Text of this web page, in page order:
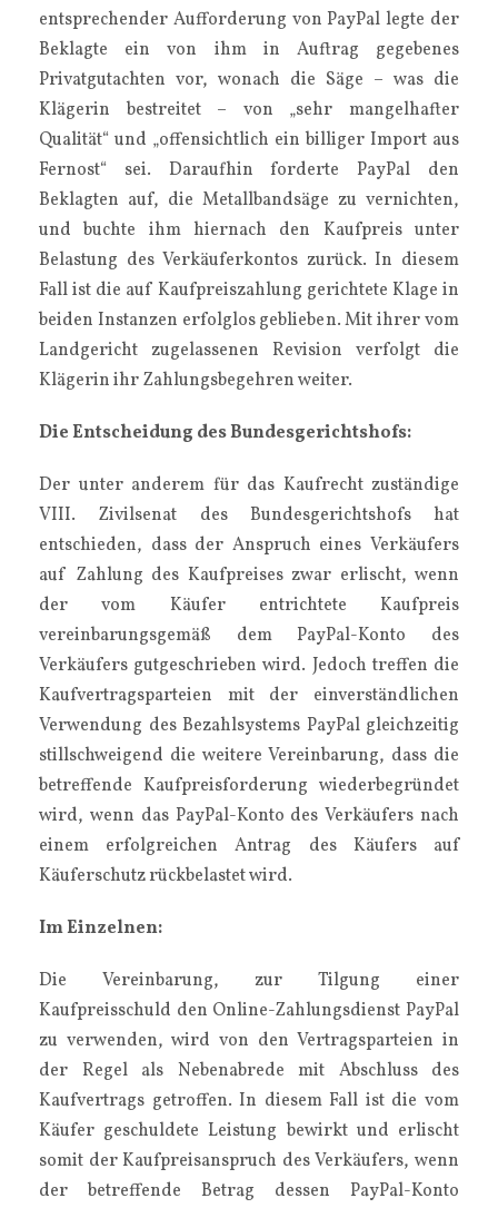
entsprechender Aufforderung von PayPal legte der
Beklagte ein von ihm in Auftrag gegebenes
Privatgutachten vor, wonach die Säge – was die
Klägerin bestreitet – von „sehr mangelhafter
Qualität“ und „offensichtlich ein billiger Import aus
Fernost“ sei. Daraufhin forderte PayPal den
Beklagten auf, die Metallbandsäge zu vernichten,
und buchte ihm hiernach den Kaufpreis unter
Belastung des Verkäuferkontos zurück. In diesem
Fall ist die auf Kaufpreiszahlung gerichtete Klage in
beiden Instanzen erfolglos geblieben. Mit ihrer vom
Landgericht zugelassenen Revision verfolgt die
Klägerin ihr Zahlungsbegehren weiter.
Die Entscheidung des Bundesgerichtshofs:
Der unter anderem für das Kaufrecht zuständige
VIII. Zivilsenat des Bundesgerichtshofs hat
entschieden, dass der Anspruch eines Verkäufers
auf Zahlung des Kaufpreises zwar erlischt, wenn
der vom Käufer entrichtete Kaufpreis
vereinbarungsgemäß dem PayPal-Konto des
Verkäufers gutgeschrieben wird. Jedoch treffen die
Kaufvertragsparteien mit der einverständlichen
Verwendung des Bezahlsystems PayPal gleichzeitig
stillschweigend die weitere Vereinbarung, dass die
betreffende Kaufpreisforderung wiederbegründet
wird, wenn das PayPal-Konto des Verkäufers nach
einem erfolgreichen Antrag des Käufers auf
Käuferschutz rückbelastet wird.
Im Einzelnen:
Die Vereinbarung, zur Tilgung einer
Kaufpreisschuld den Online-Zahlungsdienst PayPal
zu verwenden, wird von den Vertragsparteien in
der Regel als Nebenabrede mit Abschluss des
Kaufvertrags getroffen. In diesem Fall ist die vom
Käufer geschuldete Leistung bewirkt und erlischt
somit der Kaufpreisanspruch des Verkäufers, wenn
der betreffende Betrag dessen PayPal-Konto